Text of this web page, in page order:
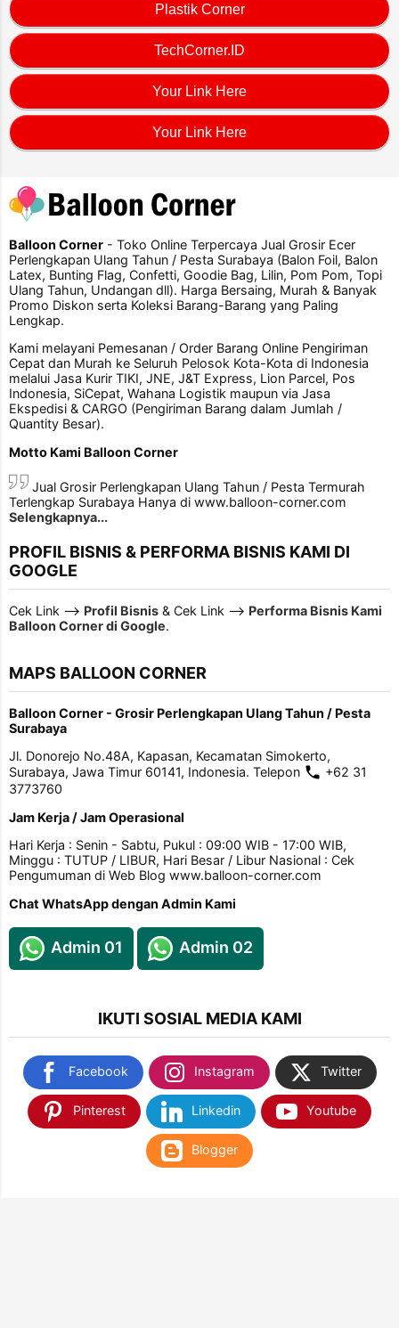
Plastik Corner
TechCorner.ID
Your Link Here
Your Link Here
Balloon Corner - Toko Online Terpercaya Jual Grosir Ecer
Perlengkapan Ulang Tahun / Pesta Surabaya (Balon Foil, Balon
Latex, Bunting Flag, Confetti, Goodie Bag, Lilin, Pom Pom, Topi
Ulang Tahun, Undangan dll). Harga Bersaing, Murah & Banyak
Promo Diskon serta Koleksi Barang-Barang yang Paling
Lengkap.
Kami melayani Pemesanan / Order Barang Online Pengiriman
Cepat dan Murah ke Seluruh Pelosok Kota-Kota di Indonesia
melalui Jasa Kurir TIKI, JNE, J&T Express, Lion Parcel, Pos
Indonesia, SiCepat, Wahana Logistik maupun via Jasa
Ekspedisi & CARGO (Pengiriman Barang dalam Jumlah /
Quantity Besar).
Motto Kami Balloon Corner
Jual Grosir Perlengkapan Ulang Tahun / Pesta Termurah
Terlengkap Surabaya Hanya di www.balloon-corner.com
Selengkapnya...
PROFIL BISNIS & PERFORMA BISNIS KAMI DI
GOOGLE
Cek Link --> Profil Bisnis & Cek Link --> Performa Bisnis Kami
Balloon Corner di Google.
MAPS BALLOON CORNER
Balloon Corner - Grosir Perlengkapan Ulang Tahun / Pesta
Surabaya
Jl. Donorejo No.48A, Kapasan, Kecamatan Simokerto,
Surabaya, Jawa Timur 60141, Indonesia. Telepon
+62 31
3773760
Jam Kerja / Jam Operasional
Hari Kerja : Senin - Sabtu, Pukul : 09:00 WIB - 17:00 WIB,
Minggu : TUTUP / LIBUR, Hari Besar / Libur Nasional : Cek
Pengumuman di Web Blog www.balloon-corner.com
Chat WhatsApp dengan Admin Kami
Admin 01 Admin 02
IKUTI SOSIAL MEDIA KAMI
Facebook Instagram Twitter
Pinterest Linkedin Youtube
Blogger